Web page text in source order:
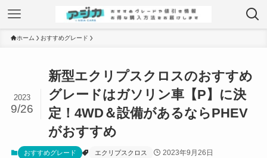
ホーム おすすめグレード
新型エクリプスクロスのおすすめ
グレードはガソリン車【P】に決
定！4WD＆設備があるならPHEV
がおすすめ
2023
9/26
おすすめグレード エクリプスクロス
2023年9月26日